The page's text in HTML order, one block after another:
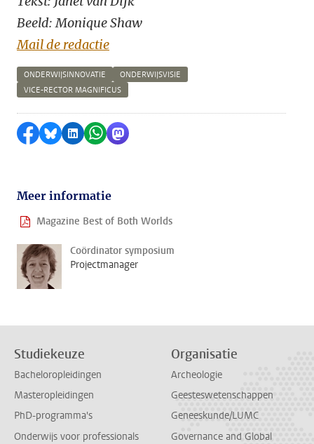
Beeld: Monique Shaw
Mail de redactie
ONDERWIJSINNOVATIE
ONDERWIJSVISIE
VICE-RECTOR MAGNIFICUS
Delen op Facebook
Delen via Bluesky
Delen op LinkedIn
Delen via WhatsApp
Delen via Mastodon
Meer informatie
Magazine Best of Both Worlds
Coördinator symposium
Projectmanager
Studiekeuze
Bacheloropleidingen
Masteropleidingen
PhD-programma's
Onderwijs voor professionals
Organisatie
Archeologie
Geesteswetenschappen
Geneeskunde/LUMC
Governance and Global